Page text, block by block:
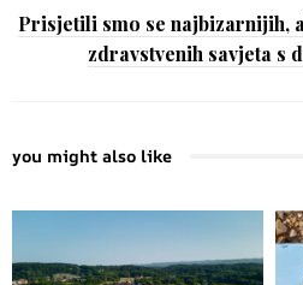
Prisjetili smo se najbizarnijih,
zdravstvenih savjeta s
you might also like